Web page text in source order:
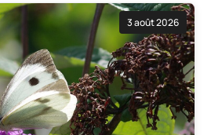
3 août 2026